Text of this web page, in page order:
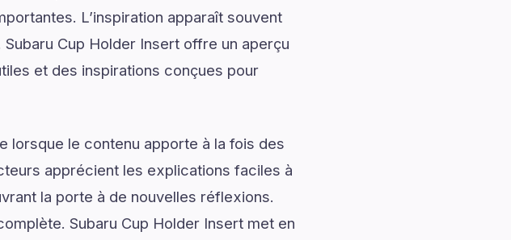
L’inspiration apparaît souvent
Cup Holder Insert offre un aperçu
et des inspirations conçues pour
lorsque le contenu apporte à la fois des
apprécient les explications faciles à
la porte à de nouvelles réflexions.
Subaru Cup Holder Insert met en